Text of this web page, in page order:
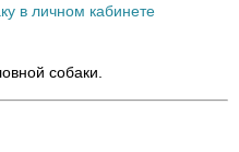
в личном кабинете
собаки.